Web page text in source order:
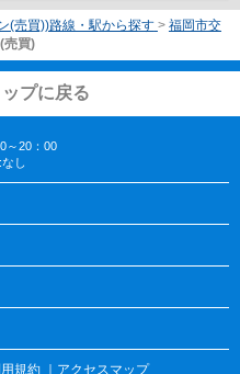
(売買))路線・駅から探す > 福岡市交
売買)
プに戻る
～20：00
し
規約 ｜アクセスマップ